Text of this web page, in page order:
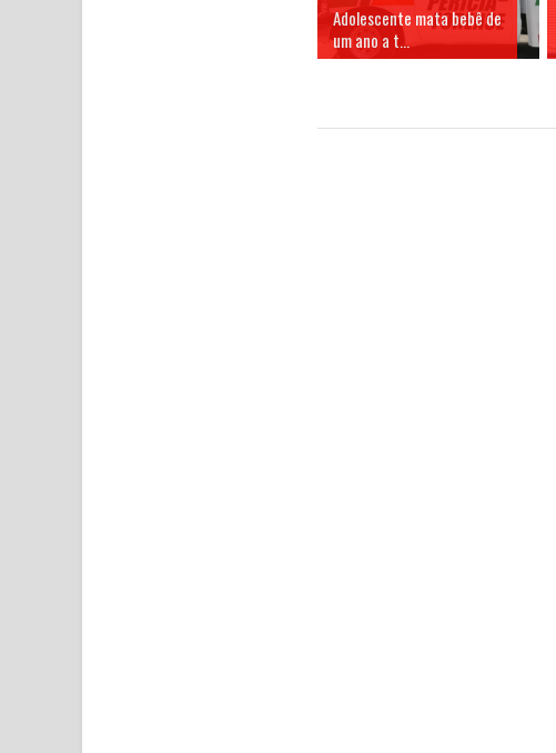
Adolescente mata bebê de
um ano a t...